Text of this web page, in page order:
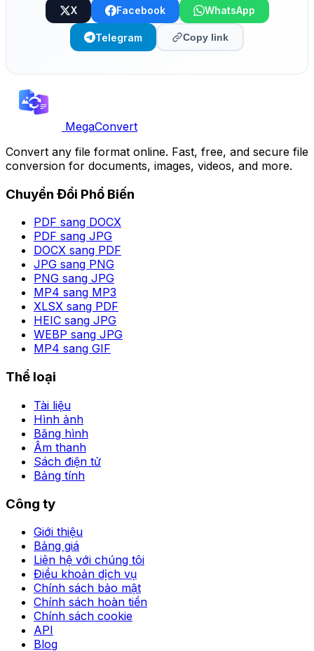
X Facebook WhatsApp
Telegram Copy link
MegaConvert
Convert any file format online. Fast, free, and secure file
conversion for documents, images, videos, and more.
Chuyển Đổi Phổ Biến
PDF sang DOCX
PDF sang JPG
DOCX sang PDF
JPG sang PNG
PNG sang JPG
MP4 sang MP3
XLSX sang PDF
HEIC sang JPG
WEBP sang JPG
MP4 sang GIF
Thể loại
Tài liệu
Hình ảnh
Băng hình
Âm thanh
Sách điện tử
Bảng tính
Công ty
Giới thiệu
Bảng giá
Liên hệ với chúng tôi
Điều khoản dịch vụ
Chính sách bảo mật
Chính sách hoàn tiền
Chính sách cookie
API
Blog